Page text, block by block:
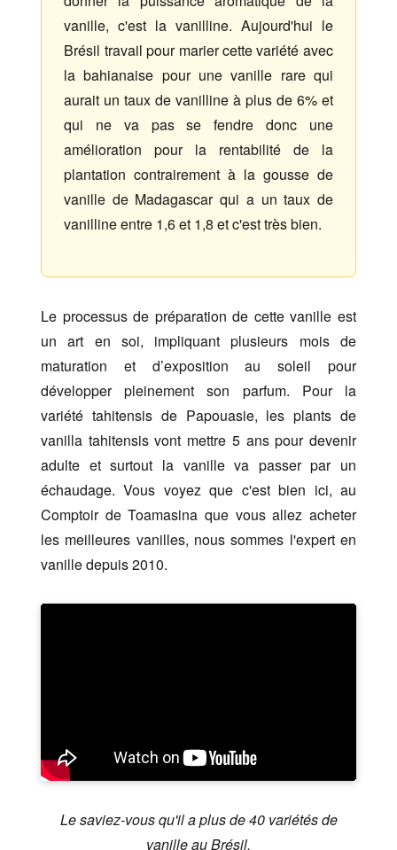
vanille, c'est la vanilline. Aujourd'hui le
Brésil travail pour marier cette variété avec
la bahianaise pour une vanille rare qui
aurait un taux de vanilline à plus de 6% et
qui ne va pas se fendre donc une
amélioration pour la rentabilité de la
plantation contrairement à la gousse de
vanille de Madagascar qui a un taux de
vanilline entre 1,6 et 1,8 et c'est très bien.
Le processus de préparation de cette vanille est
un art en soi, impliquant plusieurs mois de
maturation et d’exposition au soleil pour
développer pleinement son parfum. Pour la
variété tahitensis de Papouasie, les plants de
vanilla tahitensis vont mettre 5 ans pour devenir
adulte et surtout la vanille va passer par un
échaudage. Vous voyez que c'est bien ici, au
Comptoir de Toamasina que vous allez acheter
les meilleures vanilles, nous sommes l'expert en
vanille depuis 2010.
Le saviez-vous qu'il a plus de 40 variétés de
vanille au Brésil.